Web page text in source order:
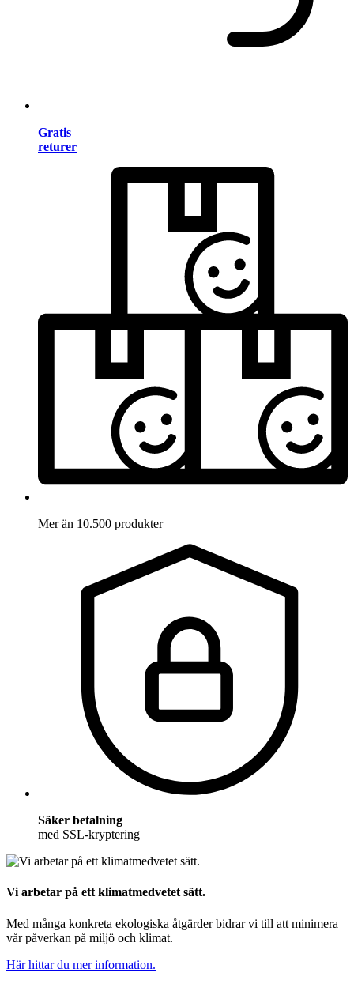
Gratis
returer
Mer än 10.500 produkter
Säker betalning
med SSL-kryptering
Vi arbetar på ett klimatmedvetet sätt.
Med många konkreta ekologiska åtgärder bidrar vi till att minimera
vår påverkan på miljö och klimat.
Här hittar du mer information.